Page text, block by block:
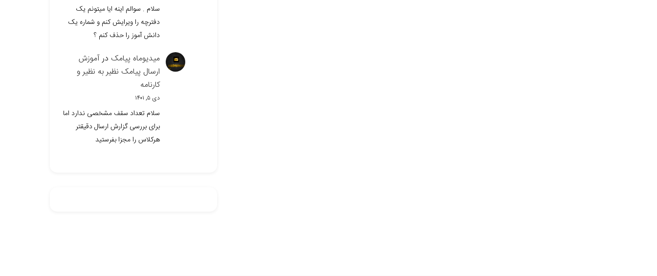
سلام . سوالم اینه ایا میتونم یک
دفترچه را ویرایش کنم و شماره یک
دانش آموز را حذف کنم ؟
میدیوماه پیامک درآموزش
ارسال پیامک نظیر به نظیر و
کارنامه
دی ۵, ۱۴۰۱
سلام تعداد سقف مشخصی ندارد اما
برای بررسی گزارش ارسال دقیقتر
هرکلاس را مجزا بفرستید